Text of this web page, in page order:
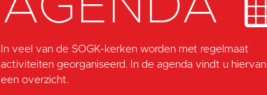
In veel van de SOGK-kerken worden met regelmaat
activiteiten georganiseerd. In de agenda vindt u hiervan
een overzicht.